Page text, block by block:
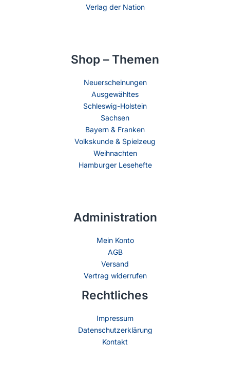
Verlag der Nation
Shop – Themen
Neuerscheinungen
Ausgewähltes
Schleswig-Holstein
Sachsen
Bayern & Franken
Volkskunde & Spielzeug
Weihnachten
Hamburger Lesehefte
Administration
Mein Konto
AGB
Versand
Vertrag widerrufen
Rechtliches
Impressum
Datenschutzerklärung
Kontakt